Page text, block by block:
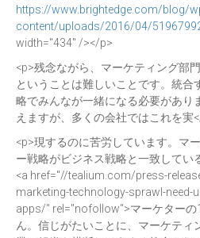
https://www.brightedge.com/blog/
content/uploads/2016/04/
width="434" /></p>
<p>残念ながら、マーケティング部
ということは難しいことです。統合
略でみんなが一緒になる必要があり
えますが、多くの会社ではこれを実
<p>現するのに苦労しています。マ
ー戦略がビジネス戦略と一致してい
<a href="//tealium.com/press-
marketing-technology-sprawl-need-
apps/" rel="nofollow">マーケターの
ん。信じがたいことに、マーケティ